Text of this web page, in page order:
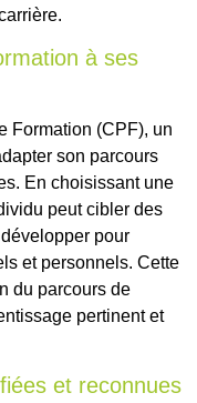
à ses
Formation (CPF), un
son parcours
En choisissant une
peut cibler des
pour
et personnels. Cette
du parcours de
pertinent et
et reconnues